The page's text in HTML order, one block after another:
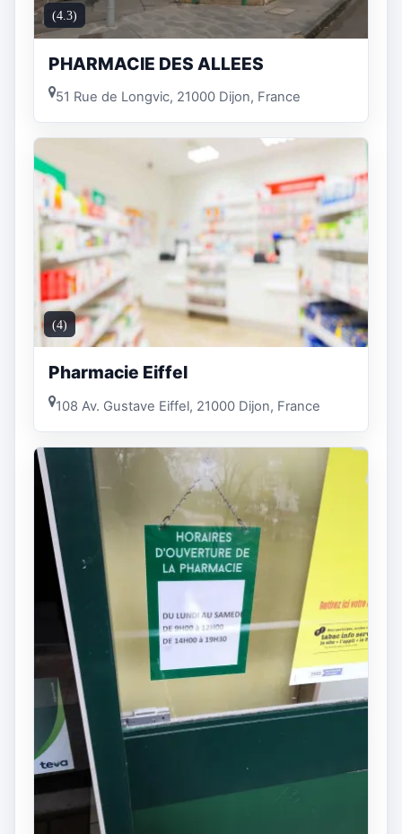
(4.3)
PHARMACIE DES ALLEES
51 Rue de Longvic, 21000 Dijon, France
(4)
Pharmacie Eiffel
108 Av. Gustave Eiffel, 21000 Dijon, France